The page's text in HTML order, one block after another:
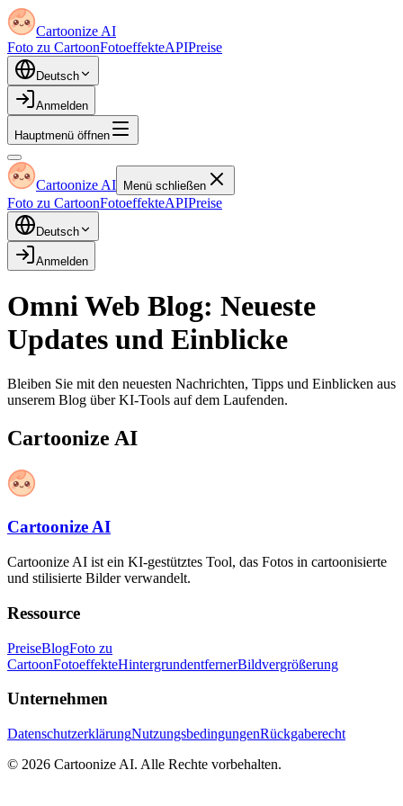
Cartoonize AI
Foto zu CartoonFotoeffekteAPIPreise
Deutsch
Anmelden
Hauptmenü öffnen
Cartoonize AI Menü schließen
Foto zu CartoonFotoeffekteAPIPreise
Deutsch
Anmelden
Omni Web Blog: Neueste
Updates und Einblicke
Bleiben Sie mit den neuesten Nachrichten, Tipps und Einblicken aus
unserem Blog über KI-Tools auf dem Laufenden.
Cartoonize AI
Cartoonize AI
Cartoonize AI ist ein KI-gestütztes Tool, das Fotos in cartoonisierte
und stilisierte Bilder verwandelt.
Ressource
PreiseBlogFoto zu
CartoonFotoeffekteHintergrundentfernerBildvergrößerung
Unternehmen
DatenschutzerklärungNutzungsbedingungenRückgaberecht
© 2026 Cartoonize AI. Alle Rechte vorbehalten.